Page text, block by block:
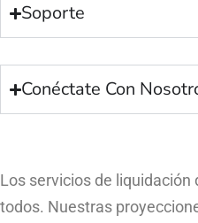
Soporte
Conéctate Con
Los servicios de liquidación
todos. Nuestras